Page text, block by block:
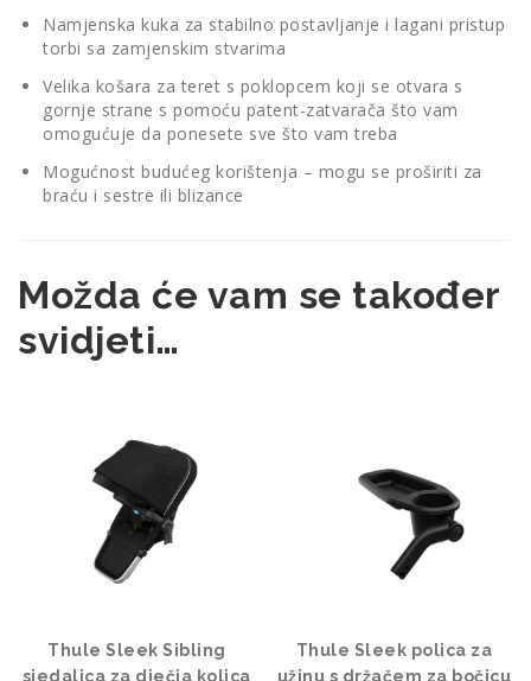
Namjenska kuka za stabilno postavljanje i lagani pristup
torbi sa zamjenskim stvarima
Velika košara za teret s poklopcem koji se otvara s
gornje strane s pomoću patent-zatvarača što vam
omogućuje da ponesete sve što vam treba
Mogućnost budućeg korištenja – mogu se proširiti za
braću i sestre ili blizance
Možda će vam se također
svidjeti…
Thule Sleek Sibling
sjedalica za dječja kolica
Thule Sleek polica za
užinu s držačem za bočicu